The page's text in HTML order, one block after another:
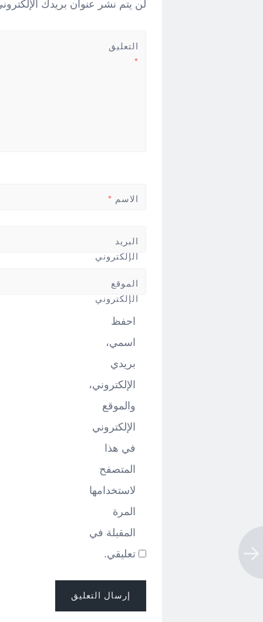
لن يتم نشر عنوان بريدك
التعليق
*
الاسم *
البريد
الإلكتروني
الموقع
الإلكتروني
احفظ
اسمي،
بريدي
الإلكتروني،
والموقع
الإلكتروني
في هذا
المتصفح
لاستخدامها
المرة
المقبلة في
تعليقي.